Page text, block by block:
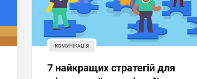
КОМУНІКАЦІЯ
7 найкращих стратегій для